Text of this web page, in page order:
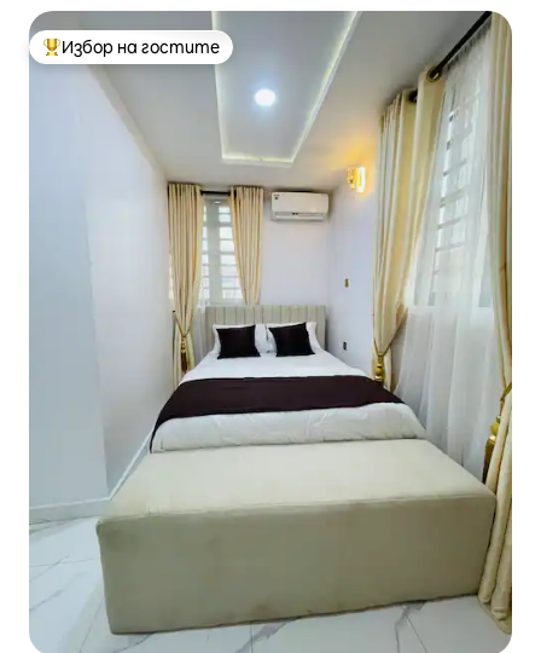
Най-популярен избор на гостите
Избор на гостите